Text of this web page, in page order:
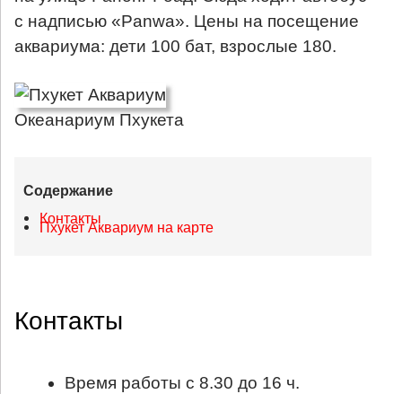
с надписью «Panwa». Цены на посещение
аквариума: дети 100 бат, взрослые 180.
Океанариум Пхукета
Содержание
Контакты
Пхукет Аквариум на карте
Контакты
Время работы с 8.30 до 16 ч.